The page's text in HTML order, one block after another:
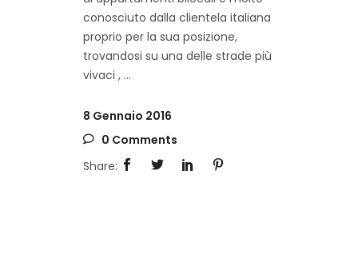
conosciuto dalla clientela italiana
proprio per la sua posizione,
trovandosi su una delle strade più
vivaci ,
8 Gennaio 2016
0 Comments